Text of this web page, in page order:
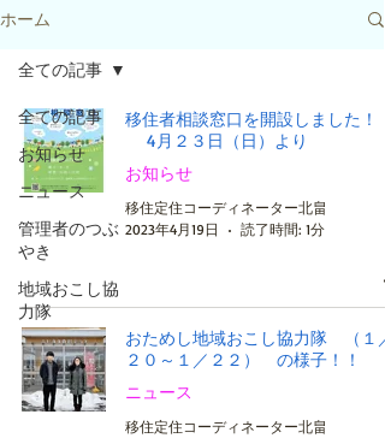
ホーム
全ての記事
お知らせ
ニュース
管理者のつぶ
やき
地域おこし協
力隊
全ての記事
移住者相談窓口を開設しました！！
4月２３日（日）より
お知らせ
移住定住コーディネーター北畠
2023年4月19日
読了時間: 1分
おためし地域おこし協力隊 （１／
２０～１／２２） の様子！！
ニュース
移住定住コーディネーター北畠